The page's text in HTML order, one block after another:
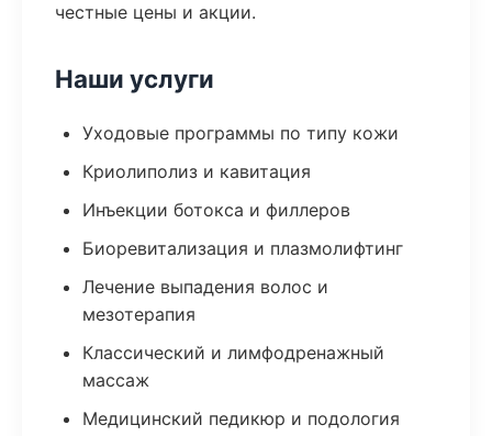
честные цены и акции.
Наши услуги
Уходовые программы по типу кожи
Криолиполиз и кавитация
Инъекции ботокса и филлеров
Биоревитализация и плазмолифтинг
Лечение выпадения волос и
мезотерапия
Классический и лимфодренажный
массаж
Медицинский педикюр и подология